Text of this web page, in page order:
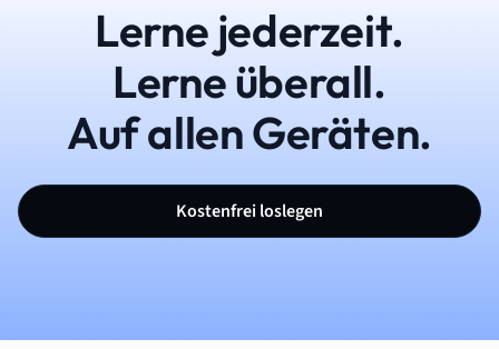
Lerne jederzeit.
Lerne überall.
Auf allen Geräten.
Kostenfrei loslegen